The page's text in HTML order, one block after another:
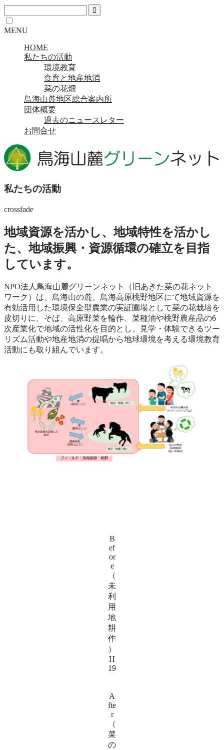
MENU
HOME
私たちの活動
環境教育
食育と地産地消
菜の花畑
鳥海山麓地区総合案内所
団体概要
過去のニュースレター
お問合せ
私たちの活動
crossfade
地域資源を活かし、地域特性を活かし
た、地域振興・資源循環の確立を目指
しています。
NPO法人鳥海山麓グリーンネット（旧あきた菜の花ネット
ワーク）は、鳥海山の麓、鳥海高原桃野地区にて地域資源を
有効活用した環境保全型農業の実証圃場として菜の花栽培を
皮切りに、そば、高原野菜を輪作、菜種油や桃野農産品の6
次産業化で地域の活性化を目的とし、見学・体験できるツー
リズム活動や地産地消の提唱から地球環境を考える環境教育
活動にも取り組んでいます。
B
ef
or
e
（
未
利
用
地
耕
作
）
H
19
A
fte
r
（
菜
の